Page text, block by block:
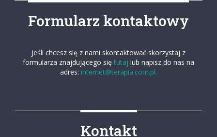
Formularz kontaktowy
Jeśli chcesz się z nami skontaktować skorzystaj z
formularza znajdującego się tutaj lub napisz do nas na
adres: internet@terapia.com.pl.
Kontakt